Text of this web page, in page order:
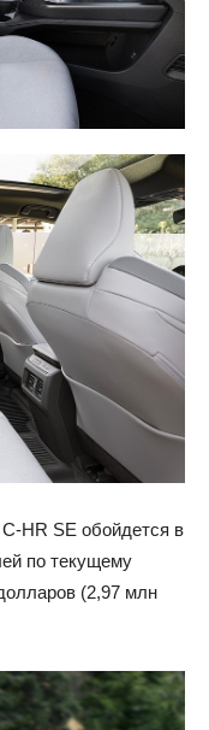
C-HR SE обойдется в
по текущему
(2,97 млн